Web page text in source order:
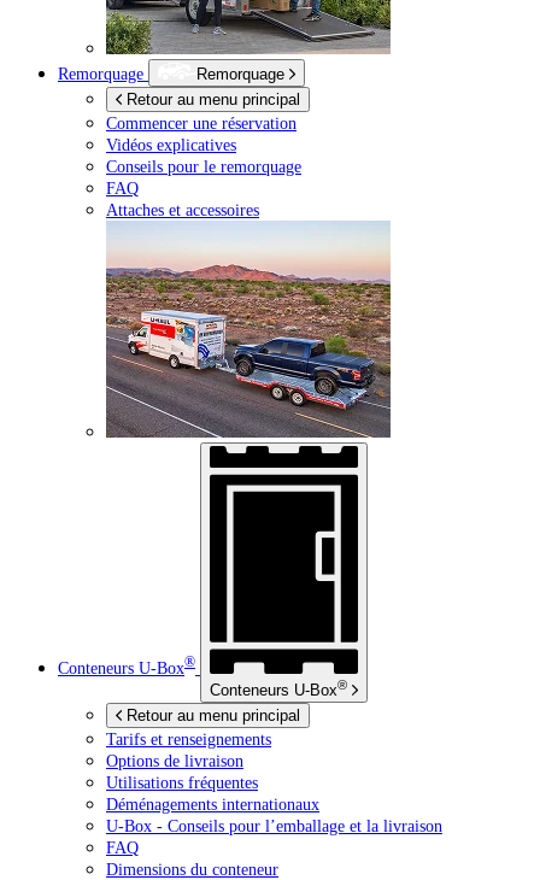
Remorquage
Remorquage
Retour au menu principal
Commencer une réservation
Vidéos explicatives
Conseils pour le remorquage
FAQ
Attaches et accessoires
Conteneurs U-Box®
Conteneurs U-Box®
Retour au menu principal
Tarifs et renseignements
Options de livraison
Utilisations fréquentes
Déménagements internationaux
U-Box - Conseils pour l’emballage et la livraison
FAQ
Dimensions du conteneur